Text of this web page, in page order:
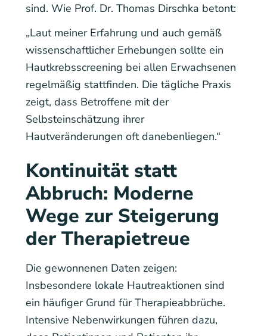
sind. Wie Prof. Dr. Thomas Dirschka betont:
„Laut meiner Erfahrung und auch gemäß
wissenschaftlicher Erhebungen sollte ein
Hautkrebsscreening bei allen Erwachsenen
regelmäßig stattfinden. Die tägliche Praxis
zeigt, dass Betroffene mit der
Selbsteinschätzung ihrer
Hautveränderungen oft danebenliegen.“
Kontinuität statt
Abbruch: Moderne
Wege zur Steigerung
der Therapietreue
Die gewonnenen Daten zeigen:
Insbesondere lokale Hautreaktionen sind
ein häufiger Grund für Therapieabbrüche.
Intensive Nebenwirkungen führen dazu,